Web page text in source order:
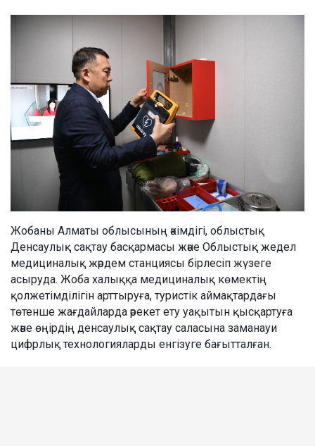
Жобаны Алматы облысының әкімдігі, облыстық
Денсаулық сақтау басқармасы және Облыстық жедел
медициналық жәрдем станциясы бірлесіп жүзеге
асыруда. Жоба халыққа медициналық көмектің
қолжетімділігін арттыруға, туристік аймақтардағы
төтенше жағдайларда әрекет ету уақытын қысқартуға
және өңірдің денсаулық сақтау саласына заманауи
цифрлық технологияларды енгізуге бағытталған.